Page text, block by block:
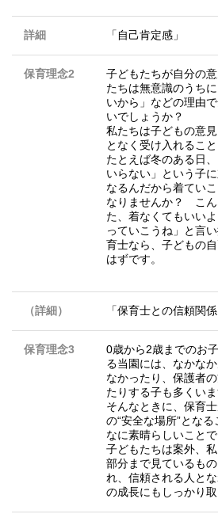
詳細 「自己肯定感」
保育理念2
子どもたちが自分の
たちは無意識のうち
いから」などの理由
いでしょうか？
私たちは子どもの意
となく受け入れるこ
たとえば冬のある日
いらない」という子
なるんだから着てい
なりませんか？ こん
た、着なくてもいい
っていこうね」と言
育士なら、子どもの
はずです。
（詳細） 「保育士との信頼関係
保育理念3
0歳から2歳までのお
る当園には、なかな
なかったり、保護者
たりする子も多くいま
そんなときに、保育
の“安全な場所”とな
なに素晴らしいことで
子どもたちは案外、
部分まで見ているも
れ、信頼される人と
の成長にもしっかり取